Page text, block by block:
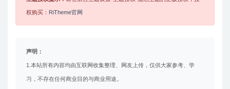
权购买： RiTheme官网
声明：
1.本站所有内容均由互联网收集整理、网友上传，仅供大家参考、学
习，不存在任何商业目的与商业用途。